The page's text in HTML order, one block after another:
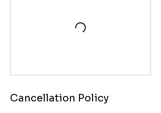
Cancellation Policy